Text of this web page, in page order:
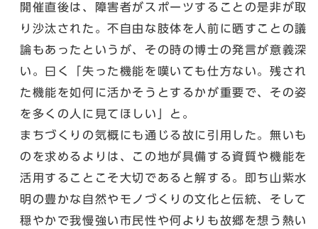
開催直後は、障害者がスポーツすることの是非が取
り沙汰された。不自由な肢体を人前に晒すことの議
論もあったというが、その時の博士の発言が意義深
い。曰く「失った機能を嘆いても仕方ない。残され
た機能を如何に活かそうとするかが重要で、その姿
を多くの人に見てほしい」と。
まちづくりの気概にも通じる故に引用した。無いも
のを求めるよりは、この地が具備する資質や機能を
活用することこそ大切であると解する。即ち山紫水
明の豊かな自然やモノづくりの文化と伝統、そして
穏やかで我慢強い市民性や何よりも故郷を想う熱い